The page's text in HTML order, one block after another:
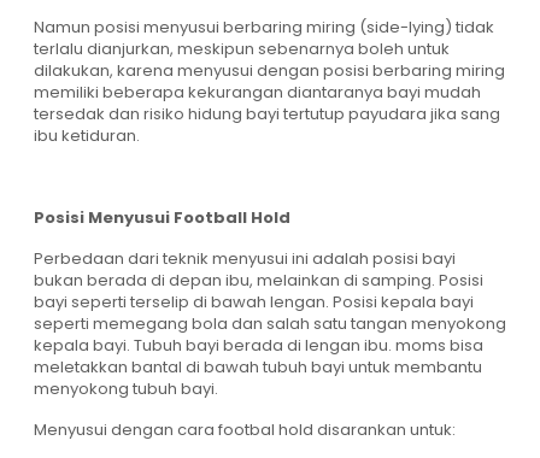
Namun posisi menyusui berbaring miring (side-lying) tidak
terlalu dianjurkan, meskipun sebenarnya boleh untuk
dilakukan, karena menyusui dengan posisi berbaring miring
memiliki beberapa kekurangan diantaranya bayi mudah
tersedak dan risiko hidung bayi tertutup payudara jika sang
ibu ketiduran.
Posisi Menyusui Football Hold
Perbedaan dari teknik menyusui ini adalah posisi bayi
bukan berada di depan ibu, melainkan di samping. Posisi
bayi seperti terselip di bawah lengan. Posisi kepala bayi
seperti memegang bola dan salah satu tangan menyokong
kepala bayi. Tubuh bayi berada di lengan ibu. moms bisa
meletakkan bantal di bawah tubuh bayi untuk membantu
menyokong tubuh bayi.
Menyusui dengan cara footbal hold disarankan untuk: